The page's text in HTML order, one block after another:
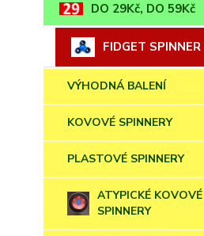
DO 29Kč, DO 59Kč
FIDGET SPINNER
VÝHODNÁ BALENÍ
KOVOVÉ SPINNERY
PLASTOVÉ SPINNERY
ATYPICKÉ KOVOVÉ
SPINNERY